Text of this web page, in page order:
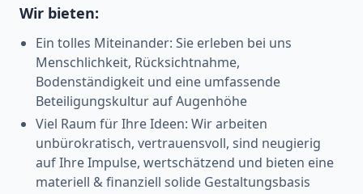
Wir bieten:
Ein tolles Miteinander: Sie erleben bei uns
Menschlichkeit, Rücksichtnahme,
Bodenständigkeit und eine umfassende
Beteiligungskultur auf Augenhöhe
Viel Raum für Ihre Ideen: Wir arbeiten
unbürokratisch, vertrauensvoll, sind neugierig
auf Ihre Impulse, wertschätzend und bieten eine
materiell & finanziell solide Gestaltungsbasis